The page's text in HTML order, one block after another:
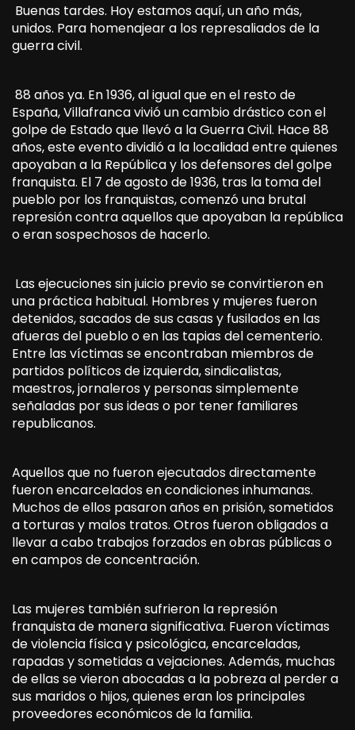
Buenas tardes. Hoy estamos aquí, un año más,
unidos. Para homenajear a los represaliados de la
guerra civil.
88 años ya. En 1936, al igual que en el resto de
España, Villafranca vivió un cambio drástico con el
golpe de Estado que llevó a la Guerra Civil. Hace 88
años, este evento dividió a la localidad entre quienes
apoyaban a la República y los defensores del golpe
franquista. El 7 de agosto de 1936, tras la toma del
pueblo por los franquistas, comenzó una brutal
represión contra aquellos que apoyaban la república
o eran sospechosos de hacerlo.
Las ejecuciones sin juicio previo se convirtieron en
una práctica habitual. Hombres y mujeres fueron
detenidos, sacados de sus casas y fusilados en las
afueras del pueblo o en las tapias del cementerio.
Entre las víctimas se encontraban miembros de
partidos políticos de izquierda, sindicalistas,
maestros, jornaleros y personas simplemente
señaladas por sus ideas o por tener familiares
republicanos.
Aquellos que no fueron ejecutados directamente
fueron encarcelados en condiciones inhumanas.
Muchos de ellos pasaron años en prisión, sometidos
a torturas y malos tratos. Otros fueron obligados a
llevar a cabo trabajos forzados en obras públicas o
en campos de concentración.
Las mujeres también sufrieron la represión
franquista de manera significativa. Fueron víctimas
de violencia física y psicológica, encarceladas,
rapadas y sometidas a vejaciones. Además, muchas
de ellas se vieron abocadas a la pobreza al perder a
sus maridos o hijos, quienes eran los principales
proveedores económicos de la familia.